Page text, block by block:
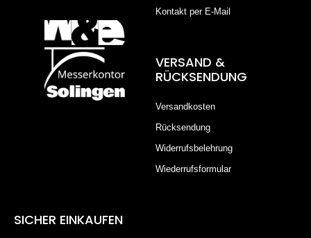
Kontakt per E-Mail
VERSAND &
RÜCKSENDUNG
Versandkosten
Rücksendung
Widerrufsbelehrung
Wiederrufsformular
SICHER EINKAUFEN